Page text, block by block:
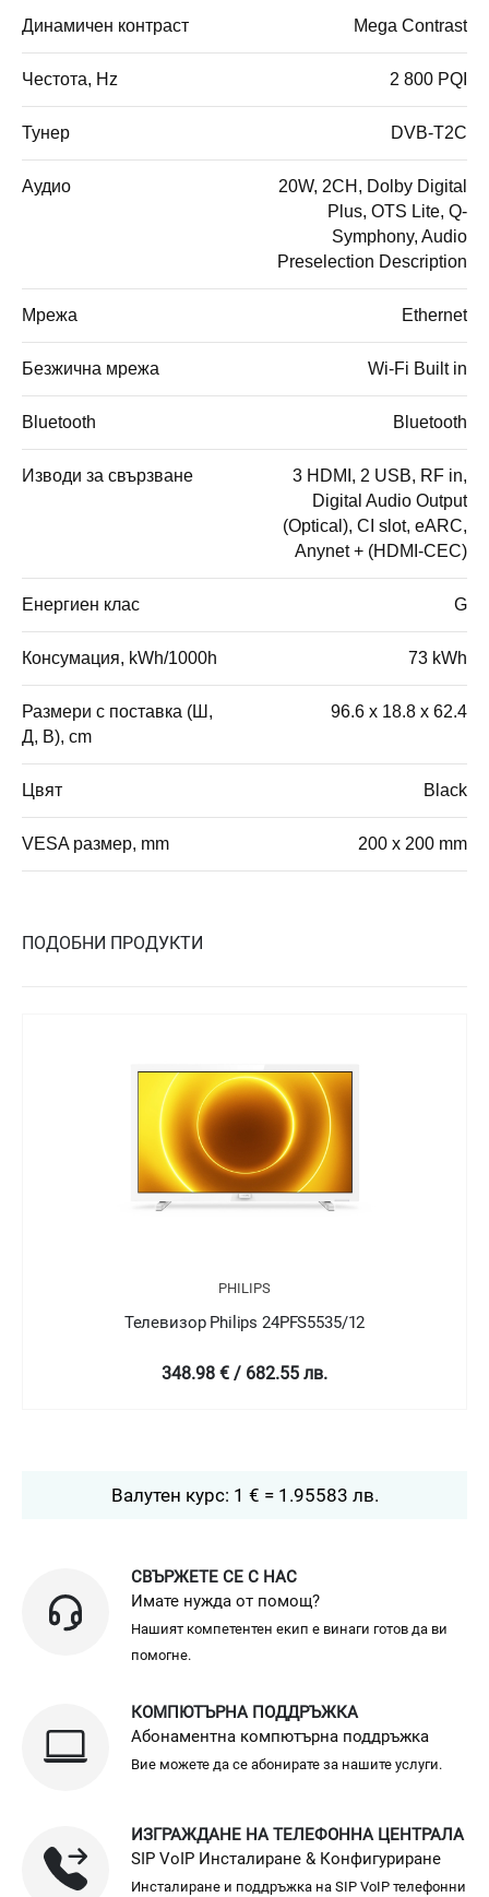
Динамичен контраст Mega Contrast
Честота, Hz 2 800 PQI
Тунер DVB-T2C
Аудио
20W, 2CH, Dolby Digital
Plus, OTS Lite, Q-
Symphony, Audio
Preselection Description
Мрежа Ethernet
Безжична мрежа Wi-Fi Built in
Bluetooth Bluetooth
Изводи за свързване
3 HDMI, 2 USB, RF in,
Digital Audio Output
(Optical), CI slot, eARC,
Anynet + (HDMI-CEC)
Енергиен клас G
Консумация, kWh/1000h 73 kWh
Размери с поставка (Ш,
Д, В), cm
96.6 x 18.8 x 62.4
Цвят Black
VESA размер, mm 200 x 200 mm
ПОДОБНИ ПРОДУКТИ
PHILIPS
Телевизор Philips 24PFT5505/05
349 € / 682.58 лв.
Валутен курс: 1 € = 1.95583 лв.
СВЪРЖЕТЕ СЕ С НАС
Имате нужда от помощ?
Нашият компетентен екип е винаги готов да ви
помогне.
КОМПЮТЪРНА ПОДДРЪЖКА
Абонаментна компютърна поддръжка
Вие можете да се абонирате за нашите услуги.
ИЗГРАЖДАНЕ НА ТЕЛЕФОННА ЦЕНТРАЛА
SIP VoIP Инсталиране & Конфигуриране
Инсталиране и поддръжка на SIP VoIP телефонни